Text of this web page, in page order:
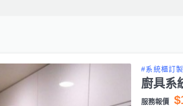
#系統櫃訂
廚具系
服務報價